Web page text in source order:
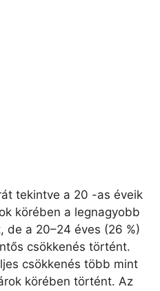
tekintve a 20 -as éveik
körében a legnagyobb
de a 20–24 éves (26 %)
csökkenés történt.
csökkenés több mint
körében történt. Az